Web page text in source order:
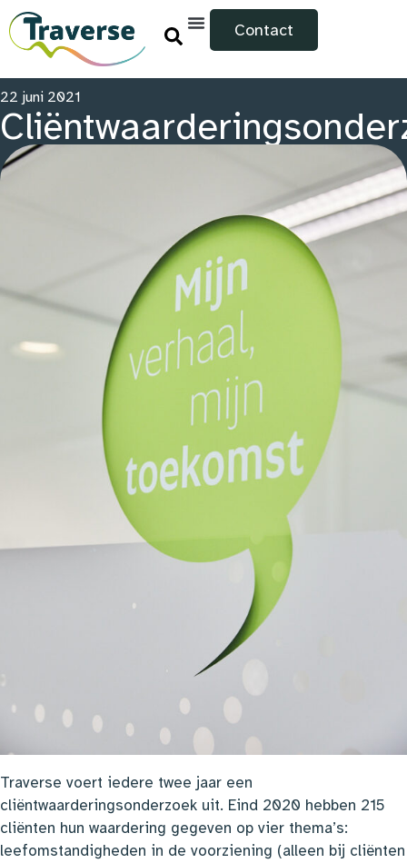
Contact
22 juni 2021
Traverse voert iedere twee jaar een
cliëntwaarderingsonderzoek uit. Eind 2020 hebben 215
cliënten hun waardering gegeven op vier thema’s:
leefomstandigheden in de voorziening (alleen bij cliënten